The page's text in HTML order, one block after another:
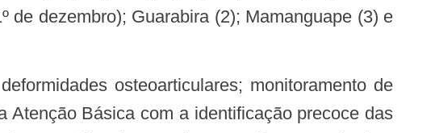
de dezembro); Guarabira (2); Mamanguape (3) e
Básica com a identificação precoce das